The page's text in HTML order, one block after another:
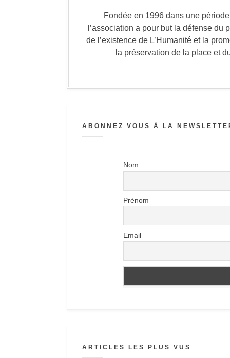
Fondée en 1996 dans une
l’association a pour but la défense
de l’existence de L’Humanité et la
la préservation de la place et
ABONNEZ VOUS À LA
Nom
Prénom
Email
ARTICLES LES PLUS VUS